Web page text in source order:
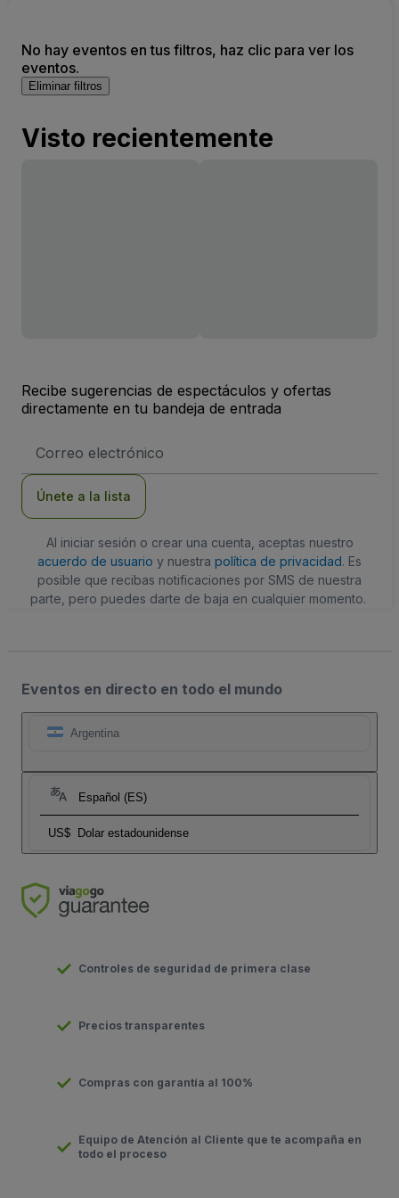
No hay eventos en tus filtros, haz clic para ver los
eventos.
Eliminar filtros
Visto recientemente
Recibe sugerencias de espectáculos y ofertas
directamente en tu bandeja de entrada
de
Únete a la lista
Al iniciar sesión o crear una cuenta, aceptas nuestro
acuerdo de usuario y nuestra política de privacidad. Es
posible que recibas notificaciones por SMS de nuestra
parte, pero puedes darte de baja en cualquier momento.
Eventos en directo en todo el mundo
Argentina
Español (ES)
US$ Dolar estadounidense
Controles de seguridad de primera clase
Precios transparentes
Compras con garantía al 100%
Equipo de Atención al Cliente que te acompaña en
todo el proceso